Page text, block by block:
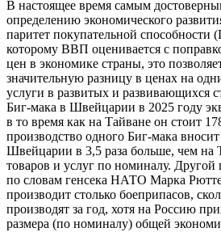
В настоящее время самым
определению экономического
паритет покупательной способности
которому ВВП оценивается с
цен в экономике страны, это
значительную разницу в ценах на
услуги в развитых и развивающихся
Биг-мака в Швейцарии в 2025 году
в то время как на Тайване он стоит
производство одного Биг-мака
Швейцарии в 3,5 раза больше, чем на
товаров и услуг по номиналу.
по словам генсека НАТО Марка
производит столько боеприпасов,
производят за год, хотя на Россию
размера (по номиналу) общей